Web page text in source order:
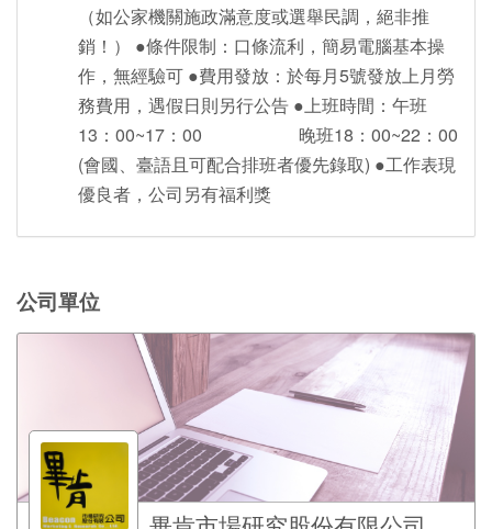
（如公家機關施政滿意度或選舉民調，絕非推
銷！） ●條件限制：口條流利，簡易電腦基本操
作，無經驗可 ●費用發放：於每月5號發放上月勞
務費用，遇假日則另行公告 ●上班時間：午班
13：00~17：00 晚班18：00~22：00
(會國、臺語且可配合排班者優先錄取) ●工作表現
優良者，公司另有福利獎
公司單位